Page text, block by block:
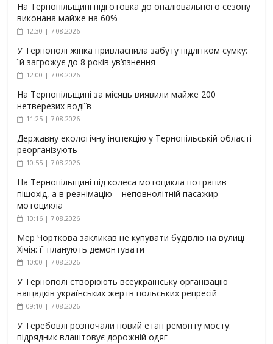
На Тернопільщині підготовка до опалювального сезону
виконана майже на 60%
12:30 | 7.08.2026
У Тернополі жінка привласнила забуту підлітком сумку:
їй загрожує до 8 років ув’язнення
12:00 | 7.08.2026
На Тернопільщині за місяць виявили майже 200
нетверезих водіїв
11:25 | 7.08.2026
Державну екологічну інспекцію у Тернопільській області
реорганізують
10:55 | 7.08.2026
На Тернопільщині під колеса мотоцикла потрапив
пішохід, а в реанімацію – неповнолітній пасажир
мотоцикла
10:16 | 7.08.2026
Мер Чорткова закликав не купувати будівлю на вулиці
Хічія: її планують демонтувати
10:00 | 7.08.2026
У Тернополі створюють всеукраїнську організацію
нащадків українських жертв польських репресій
09:10 | 7.08.2026
У Теребовлі розпочали новий етап ремонту мосту:
підрядник влаштовує дорожній одяг